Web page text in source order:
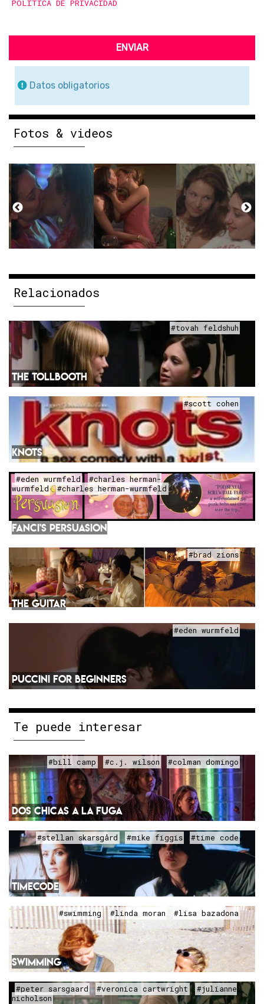
POLÍTICA DE PRIVACIDAD
ENVIAR
Datos obligatorios
Fotos & videos
Relacionados
#tovah feldshuh
THE TOLLBOOTH
#scott cohen
KNOTS
#eden wurmfeld
#charles herman-
wurmfeld
#charles herman-wurmfeld
FANCI'S PERSUASION
#brad zions
THE GUITAR
#eden wurmfeld
PUCCINI FOR BEGINNERS
Te puede interesar
#bill camp #c.j. wilson #colman domingo
DOS CHICAS A LA FUGA
#stellan skarsgård #mike figgis #time code
TIMECODE
#swimming #linda moran #lisa bazadona
SWIMMING
#peter sarsgaard #veronica cartwright
#julianne
nicholson